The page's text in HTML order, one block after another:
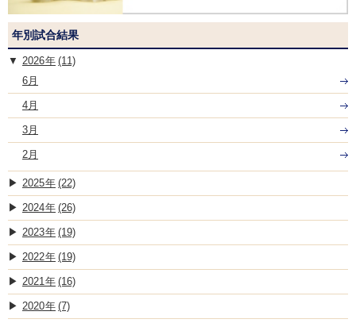
年別試合結果
2026
(11)
6月
4月
3月
2月
2025 (22)
2024 (26)
2023 (19)
2022 (19)
2021 (16)
2020 (7)